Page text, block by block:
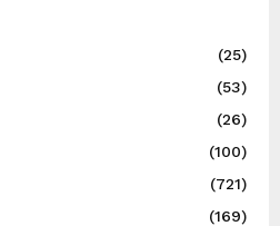
(25)
(53)
(26)
(100)
(721)
(169)